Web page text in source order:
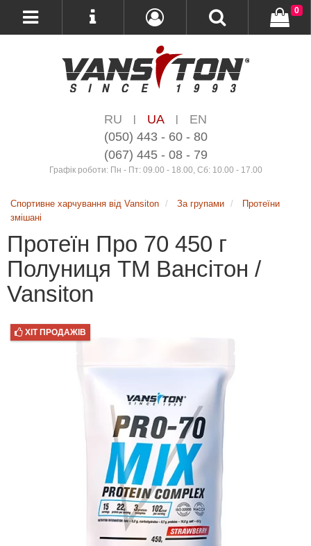
RU | UA |
EN
(050) 443 - 60 - 80
(067) 445 - 08 - 79
Графік роботи: Пн - Пт: 09.00 - 18.00, Сб: 10.00 - 17.00
0
Спортивне харчування від Vansiton За групами
Протеїни
змішані
Протеїн Про 70 450 г
Полуниця ТМ Вансітон /
Vansiton
ХІТ ПРОДАЖІВ